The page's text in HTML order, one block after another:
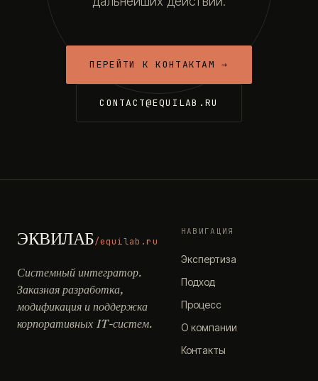
ПЕРЕЙТИ К КОНТАКТАМ →
CONTACT@EQUILAB.RU
ЭКВИЛАБ/equilab.ru
Системный интегратор.
Заказная разработка,
модификация и поддержка
корпоративных IT-систем.
НАВИГАЦИЯ
Экспертиза
Подход
Процесс
О компании
Контакты